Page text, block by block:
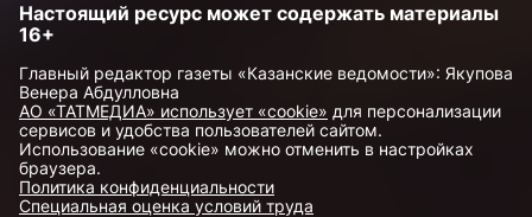
Настоящий ресурс может содержать материалы
16+
Главный редактор газеты «Казанские ведомости»: Якупова
Венера Абдулловна
АО «ТАТМЕДИА» использует «cookie» для персонализации
сервисов и удобства пользователей сайтом.
Использование «cookie» можно отменить в настройках
браузера.
Политика конфиденциальности
Специальная оценка условий труда